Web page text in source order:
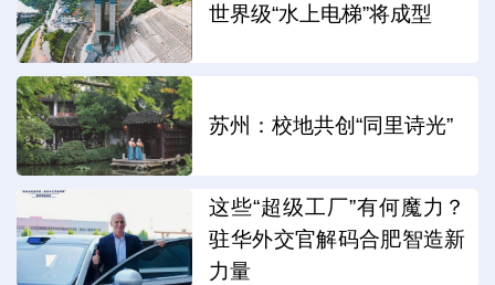
世界级“水上电梯”将成型
苏州：校地共创“同里诗光”
这些“超级工厂”有何魔力？
驻华外交官解码合肥智造新
力量